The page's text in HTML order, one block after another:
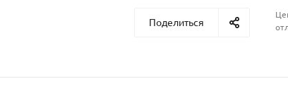
Поделиться